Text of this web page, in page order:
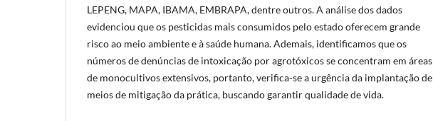
LEPENG, MAPA, IBAMA, EMBRAPA, dentre outros. A análise dos dados
evidenciou que os pesticidas mais consumidos pelo estado oferecem grande
risco ao meio ambiente e à saúde humana. Ademais, identificamos que os
números de denúncias de intoxicação por agrotóxicos se concentram em áreas
de monocultivos extensivos, portanto, verifica-se a urgência da implantação de
meios de mitigação da prática, buscando garantir qualidade de vida.